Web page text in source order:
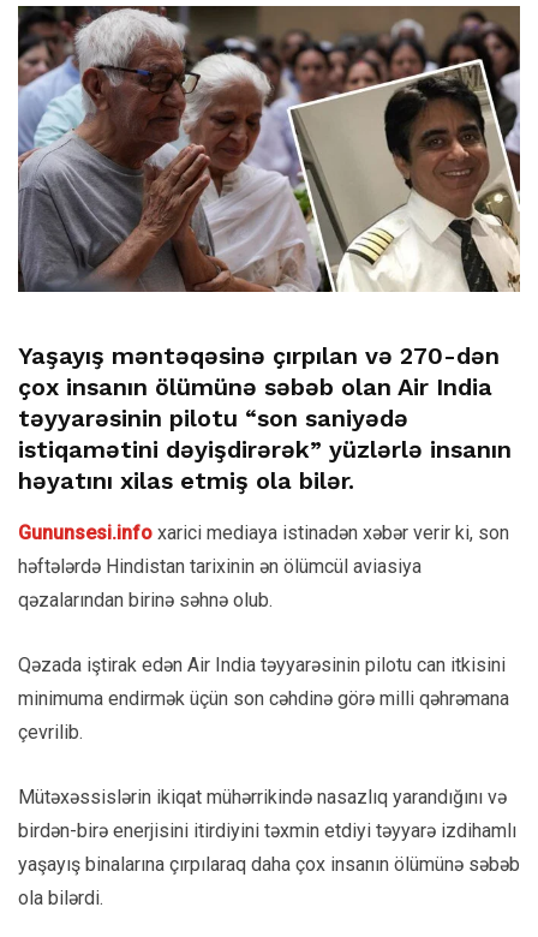
Yaşayış məntəqəsinə çırpılan və 270-dən
çox insanın ölümünə səbəb olan Air India
təyyarəsinin pilotu “son saniyədə
istiqamətini dəyişdirərək” yüzlərlə insanın
həyatını xilas etmiş ola bilər.
Gununsesi.info xarici mediaya istinadən xəbər verir ki, son
həftələrdə Hindistan tarixinin ən ölümcül aviasiya
qəzalarından birinə səhnə olub.
Qəzada iştirak edən Air India təyyarəsinin pilotu can itkisini
minimuma endirmək üçün son cəhdinə görə milli qəhrəmana
çevrilib.
Mütəxəssislərin ikiqat mühərrikində nasazlıq yarandığını və
birdən-birə enerjisini itirdiyini təxmin etdiyi təyyarə izdihamlı
yaşayış binalarına çırpılaraq daha çox insanın ölümünə səbəb
ola bilərdi.